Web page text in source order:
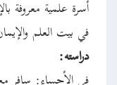
في بيت العلم
دراسته: